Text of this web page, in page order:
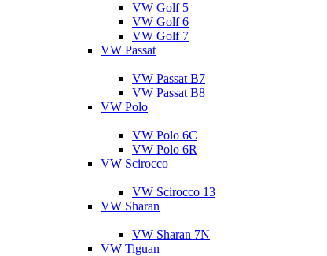
VW Golf 5
VW Golf 6
VW Golf 7
VW Passat
VW Passat B7
VW Passat B8
VW Polo
VW Polo 6C
VW Polo 6R
VW Scirocco
VW Scirocco 13
VW Sharan
VW Sharan 7N
VW Tiguan